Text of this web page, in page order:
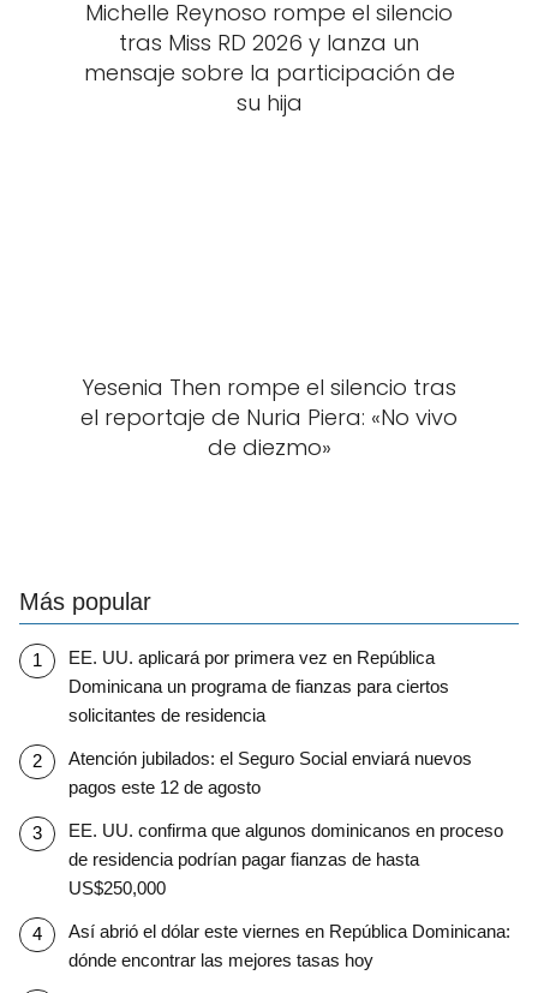
Michelle Reynoso rompe el silencio
tras Miss RD 2026 y lanza un
mensaje sobre la participación de
su hija
Yesenia Then rompe el silencio tras
el reportaje de Nuria Piera: «No vivo
de diezmo»
Más popular
EE. UU. aplicará por primera vez en República
Dominicana un programa de fianzas para ciertos
solicitantes de residencia
Atención jubilados: el Seguro Social enviará nuevos
pagos este 12 de agosto
EE. UU. confirma que algunos dominicanos en proceso
de residencia podrían pagar fianzas de hasta
US$250,000
Así abrió el dólar este viernes en República Dominicana:
dónde encontrar las mejores tasas hoy